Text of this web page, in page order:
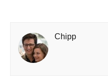
Chipp